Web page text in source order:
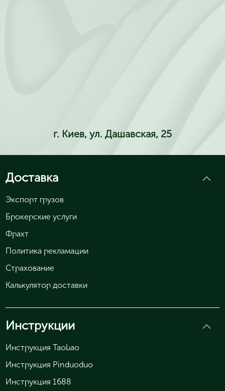
г. Киев, ул. Дашавская, 25
Доставка
Экспорт грузов
Брокерские услуги
Фрахт
Политика рекламации
Страхование
Калькулятор доставки
Инструкции
Инструкция Taobao
Инструкция Pinduoduo
Инструкция 1688